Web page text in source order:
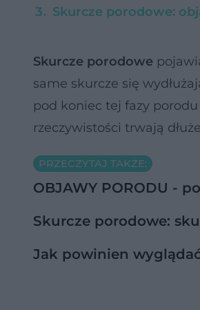
Skurcze porodowe:
Skurcze porodowe
same skurcze się
pod koniec tej fazy
rzeczywistości trwają
PRZECZYTAJ TAKŻE:
OBJAWY PORODU -
Skurcze porodowe:
Jak powinien